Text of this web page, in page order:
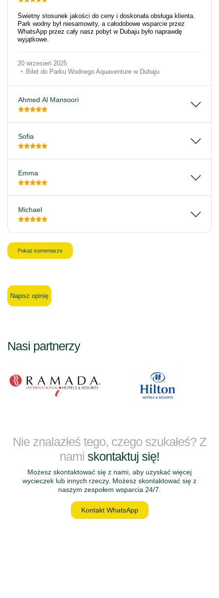
Świetny stosunek jakości do ceny i doskonała obsługa klienta.
Park wodny był niesamowity, a całodobowe wsparcie przez
WhatsApp przez cały nasz pobyt w Dubaju było naprawdę
wyjątkowe.
20 wrzesień 2025
Bilet do Parku Wodnego Aquaventure w Dubaju
Ahmed Al Mansoori
Sofia
Emma
Michael
Pokaż komentarze
Napisz opinię
Nasi partnerzy
Nie znalazłeś tego, czego szukałeś? Z
nami skontaktuj się!
Możesz skontaktować się z nami, aby uzyskać więcej
wycieczek lub innych rzeczy. Możesz skontaktować się z
naszym zespołem wsparcia 24/7.
Kontakt WhatsApp